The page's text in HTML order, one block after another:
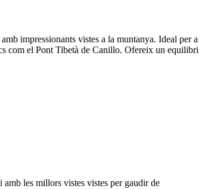
impressionants vistes a la muntanya. Ideal per a
com el Pont Tibetà de Canillo. Ofereix un equilibri
amb les millors vistes vistes per gaudir de